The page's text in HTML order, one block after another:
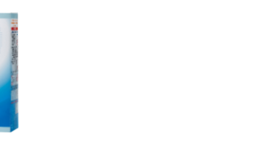
コンタクトレンズ
ンタクトレンズ
ンタクトレンズ
コン
の方へ
期便